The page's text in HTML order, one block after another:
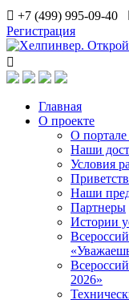
+7 (499) 995-09-40
Регистрация
Главная
О проекте
О
Наши
Условия
Наши
Партнеры
Истории
2026»